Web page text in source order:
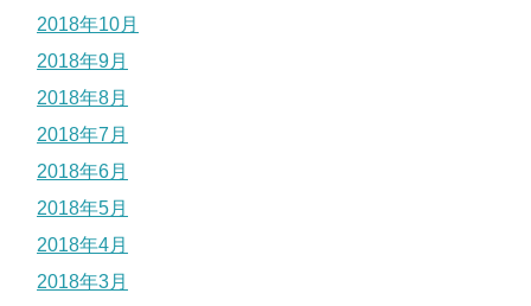
2018年10月
2018年9月
2018年8月
2018年7月
2018年6月
2018年5月
2018年4月
2018年3月